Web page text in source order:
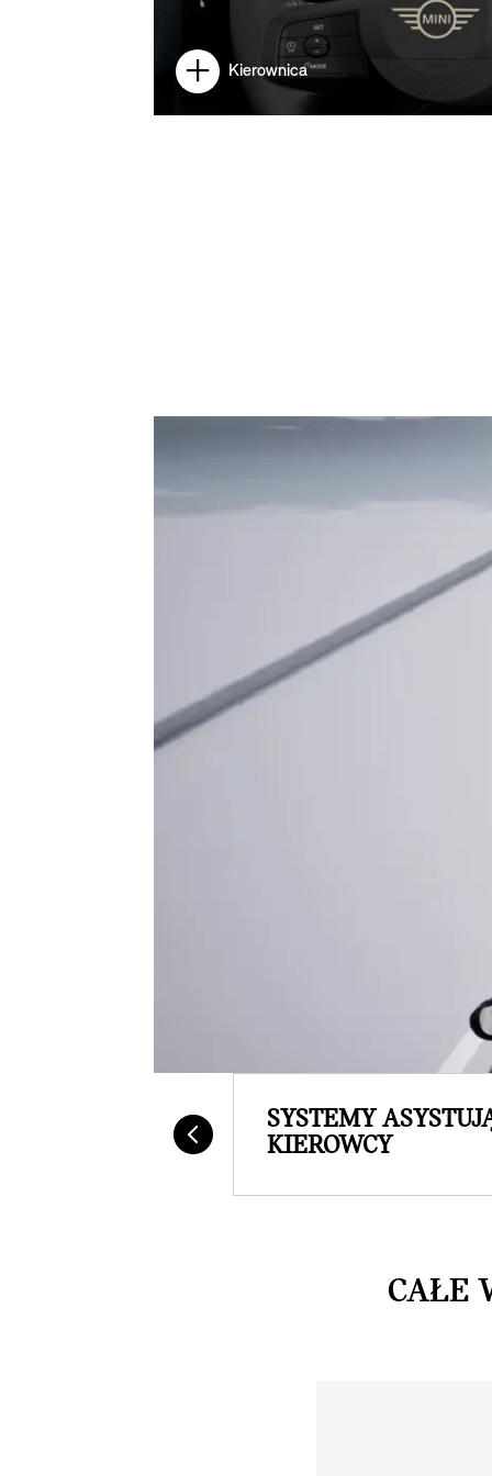
Kierownica
SYSTEMY
KIEROWCY
CAŁE